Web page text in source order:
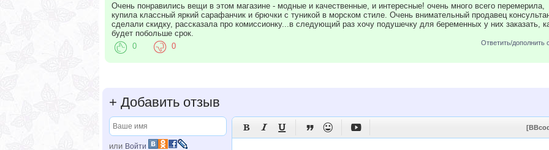
Очень понравились вещи в этом магазине - модные и качественные, и интересные! очень много всего перемерила,
купила классный яркий сарафанчик и брючки с туникой в морском стиле. Очень внимательный продавец
сделали скидку, рассказала про комиссионку...в следующий раз хочу подушечку для беременных у них заказать,
будет побольше срок.
Ответить/дополнить
0 0
+ Добавить отзыв
или Войти
     